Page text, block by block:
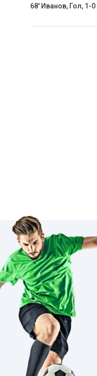
68' Иванов, Гол, 1-0